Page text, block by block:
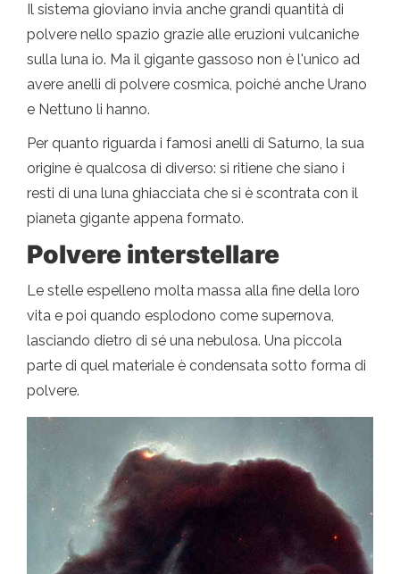
Il sistema gioviano invia anche grandi quantità di
polvere nello spazio grazie alle eruzioni vulcaniche
sulla luna io. Ma il gigante gassoso non è l'unico ad
avere anelli di polvere cosmica, poiché anche Urano
e Nettuno li hanno.
Per quanto riguarda i famosi anelli di Saturno, la sua
origine è qualcosa di diverso: si ritiene che siano i
resti di una luna ghiacciata che si è scontrata con il
pianeta gigante appena formato.
Polvere interstellare
Le stelle espelleno molta massa alla fine della loro
vita e poi quando esplodono come supernova,
lasciando dietro di sé una nebulosa. Una piccola
parte di quel materiale è condensata sotto forma di
polvere.